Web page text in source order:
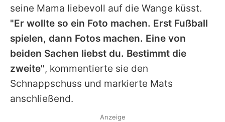
Utiq verwalten
seine Mama liebevoll auf die Wange küsst.
"Er wollte so ein Foto machen. Erst Fußball
spielen, dann Fotos machen. Eine von
beiden Sachen liebst du. Bestimmt die
zweite", kommentierte sie den
Schnappschuss und markierte Mats
anschließend.
Anzeige